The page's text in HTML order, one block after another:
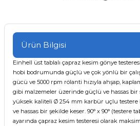
Einhell TE-MS 254 T Tablalı Gönye Testere
27.500,00 ₺
Tükendi
Ürün Bilgisi
Einhell üst tablalı çapraz kesim gönye
hobi bodrumunda güçlü ve çok yönlü bir
gücü ve 5000 rpm rölanti hızıyla ahşap,
gibi malzemeler üzerinde güçlü ve hassas bir
yüksek kaliteli Ø 254 mm karbür uçlu testere
ve hassas bir şekilde keser. 90° x 90° (testere
ayarında çapraz kesim testeresi olarak